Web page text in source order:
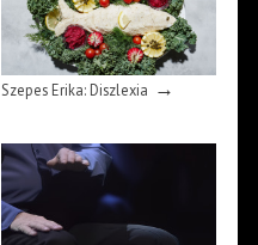
Szepes Erika: Diszlexia →